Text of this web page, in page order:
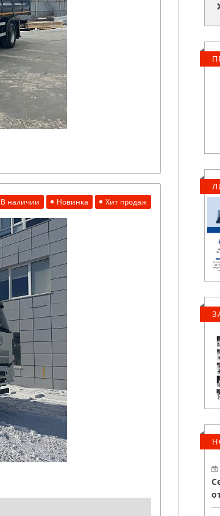
В наличии Новинка Хит продаж